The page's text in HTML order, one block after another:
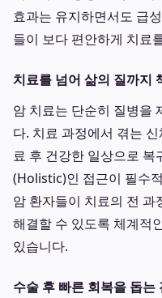
효과는 유지하면서도 급
들이 보다 편안하게 치료
치료를 넘어 삶의 질까지
암 치료는 단순히 질병을
다. 치료 과정에서 겪는
료 후 건강한 일상으로 복
(Holistic)인 접근이 필수
암 환자들이 치료의 전
해결할 수 있도록 체계적
있습니다.
수술 후 빠른 회복을 돕는